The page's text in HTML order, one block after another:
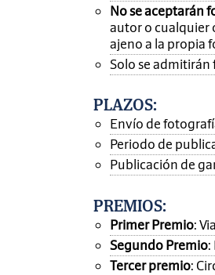
No se aceptarán
autor o cualquier
ajeno a la propia
Solo se admitirán
PLAZOS:
Envío de
Periodo de
Publicación de
PREMIOS:
Primer Premio:
Segundo Premio:
Tercer premio: